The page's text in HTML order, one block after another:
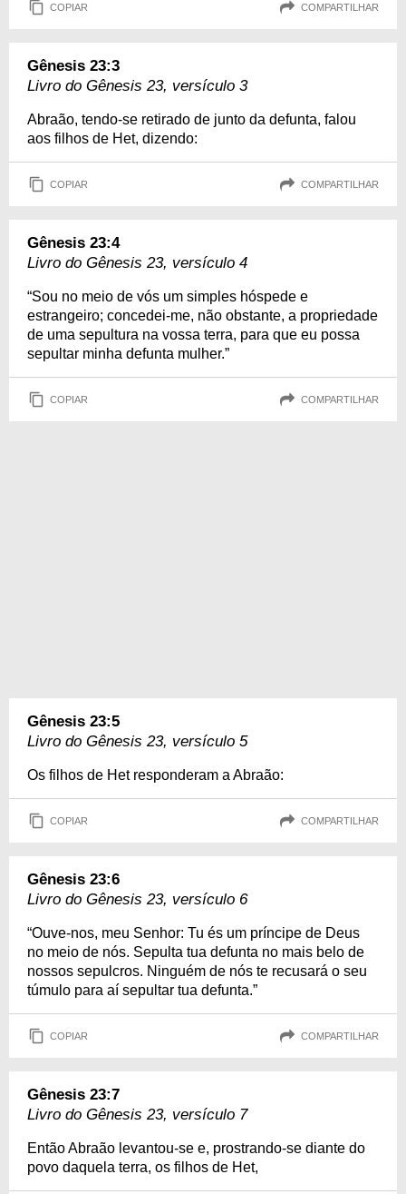
COPIAR COMPARTILHAR
Gênesis 23:3
Livro do Gênesis 23, versículo 3
Abraão, tendo-se retirado de junto da defunta, falou
aos filhos de Het, dizendo:
COPIAR COMPARTILHAR
Gênesis 23:4
Livro do Gênesis 23, versículo 4
“Sou no meio de vós um simples hóspede e
estrangeiro; concedei-me, não obstante, a propriedade
de uma sepultura na vossa terra, para que eu possa
sepultar minha defunta mulher.”
COPIAR COMPARTILHAR
Gênesis 23:5
Livro do Gênesis 23, versículo 5
Os filhos de Het responderam a Abraão:
COPIAR COMPARTILHAR
Gênesis 23:6
Livro do Gênesis 23, versículo 6
“Ouve-nos, meu Senhor: Tu és um príncipe de Deus
no meio de nós. Sepulta tua defunta no mais belo de
nossos sepulcros. Ninguém de nós te recusará o seu
túmulo para aí sepultar tua defunta.”
COPIAR COMPARTILHAR
Gênesis 23:7
Livro do Gênesis 23, versículo 7
Então Abraão levantou-se e, prostrando-se diante do
povo daquela terra, os filhos de Het,